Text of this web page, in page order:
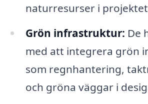
naturresurser i
Grön infrastruktur: De
med att integrera grön
som regnhantering,
och gröna väggar i